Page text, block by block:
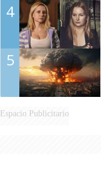
4
5
Espacio Publicitario